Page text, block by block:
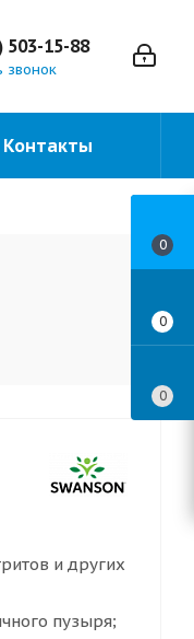
503-15-88
звонок
Контакты
и других
пузыря;
0
0
0